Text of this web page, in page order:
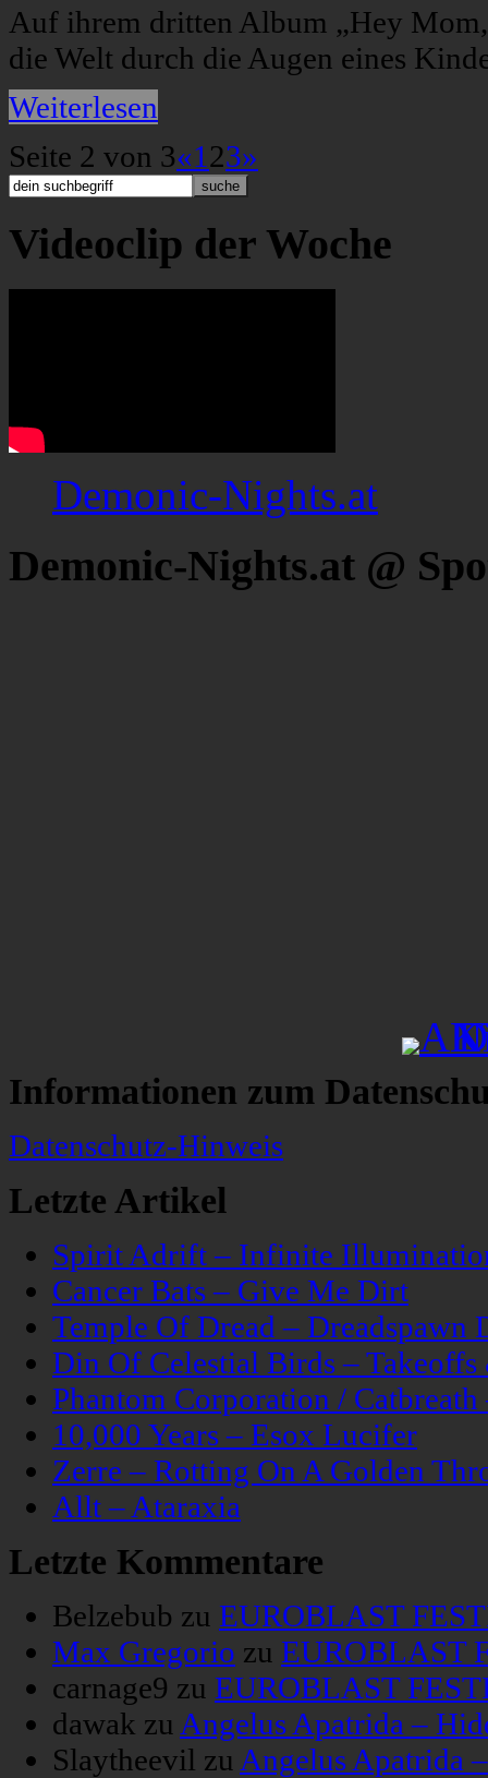
Auf ihrem dritten Album „Hey
die Welt durch die Augen eines
Weiterlesen
Seite 2 von 3«1 23»
Videoclip der Woche
Demonic-Nights.at
Demonic-Nights.at @
Informationen zum
Datenschutz-Hinweis
Letzte Artikel
Spirit Adrift – Infinite
Cancer Bats – Give Me Dirt
Temple Of Dread – Dreadspawn
Din Of Celestial Birds –
Phantom Corporation /
10,000 Years – Esox Lucifer
Zerre – Rotting On A Golden
Allt – Ataraxia
Letzte Kommentare
Belzebub zu EUROBLAST
Max Gregorio zu EUROBLAST
carnage9 zu EUROBLAST
dawak zu Angelus Apatrida –
Slaytheevil zu Angelus Apatrida